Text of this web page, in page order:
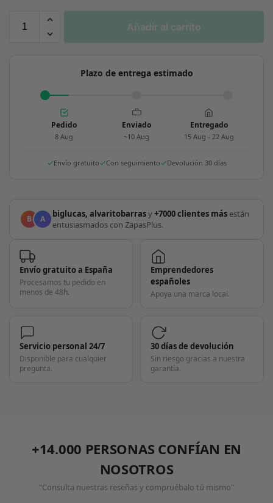
Añadir al carrito
Plazo de entrega estimado
Pedido
8 Aug
Enviado
~10 Aug
Entregado
15 Aug - 22 Aug
Envío gratuito Con seguimiento Devolución 30 días
B A biglucas, alvaritobarrasy+7000 clientes más están
entusiasmados con ZapasPlus.
Envío gratuito a España
Procesamos tu pedido en
menos de 48h.
Emprendedores
españoles
Apoya una marca local.
Servicio personal 24/7
Disponible para cualquier
pregunta.
30 días de devolución
Sin riesgo gracias a nuestra
garantía.
+14.000 PERSONAS CONFÍAN EN
NOSOTROS
"Consulta nuestras reseñas y compruébalo tú mismo"